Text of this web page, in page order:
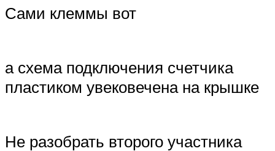
Сами клеммы вот
а схема подключения счетчика
пластиком увековечена на крышке
Не разобрать второго участника